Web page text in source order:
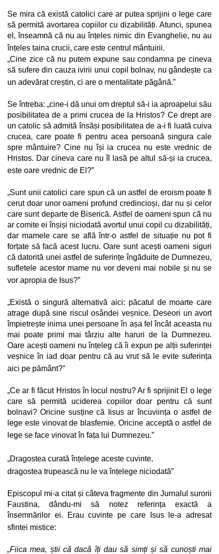
Se mira că există catolici care ar putea sprijini o lege care
să permită avortarea copiilor cu dizabilități. Atunci, spunea
el, înseamnă că nu au înțeles nimic din Evanghelie, nu au
înțeles taina crucii, care este centrul mântuirii.
„Cine zice că nu putem expune sau condamna pe cineva
să sufere din cauza ivirii unui copil bolnav, nu gândește ca
un adevărat creștin, ci are o mentalitate păgână.”
Se întreba: „cine-i dă unui om dreptul să-i ia aproapelui său
posibilitatea de a primi crucea de la Hristos? Ce drept are
un catolic să admită însăși posibilitatea de a-i fi luată cuiva
crucea, care poate fi pentru acea persoană singura cale
spre mântuire? Cine nu își ia crucea nu este vrednic de
Hristos. Dar cineva care nu îl lasă pe altul să-și ia crucea,
este oare vrednic de El?”
„Sunt unii catolici care spun că un astfel de eroism poate fi
cerut doar unor oameni profund credincioși, dar nu și celor
care sunt departe de Biserică. Astfel de oameni spun că nu
ar comite ei înșiși niciodată avortul unui copil cu dizabilități,
dar mamele care se află într-o astfel de situație nu pot fi
forțate să facă acest lucru. Oare sunt acești oameni siguri
că datorită unei astfel de suferințe îngăduite de Dumnezeu,
sufletele acestor mame nu vor deveni mai nobile și nu se
vor apropia de Isus?”
„Există o singură alternativă aici: păcatul de moarte care
atrage după sine riscul osândei veșnice. Deseori un avort
împietrește inima unei persoane în așa fel încât aceasta nu
mai poate primi mai târziu alte haruri de la Dumnezeu.
Oare acești oameni nu înțeleg că îi expun pe alții suferinței
veșnice în iad doar pentru că au vrut să le evite suferința
aici pe pământ?”
„Ce ar fi făcut Hristos în locul nostru? Ar fi sprijinit El o lege
care să permită uciderea copiilor doar pentru că sunt
bolnavi? Oricine susține că Iisus ar încuviința o astfel de
lege este vinovat de blasfemie. Oricine acceptă o astfel de
lege se face vinovat în fața lui Dumnezeu.”
„Dragostea curată înțelege aceste cuvinte,
dragostea trupească nu le va înțelege niciodată”
Episcopul mi-a citat și câteva fragmente din Jurnalul surorii
Faustina, dându-mi să notez referința exactă a
însemnărilor ei. Erau cuvinte pe care Isus le-a adresat
sfintei mistice:
„Fiica mea, știi că dacă îți dau să simți și să cunoști mai